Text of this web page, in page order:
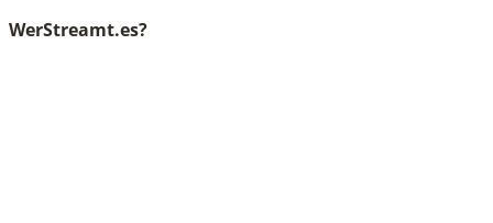
WerStreamt.es?